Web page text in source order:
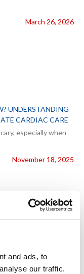
and ads, to
our traffic.
March 26, 2026
UNDERSTANDING
CARDIAC CARE
especially when
November 18, 2025
INSTEAD OF
waiting isn’t an op
October 29, 2025